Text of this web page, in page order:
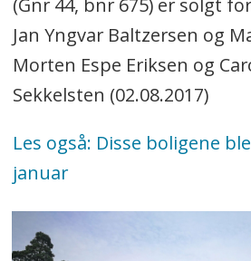
(Gnr 44, bnr 675) er solgt
Jan Yngvar Baltzersen og
Morten Espe Eriksen og
Sekkelsten (02.08.2017)
Les også: Disse boligene
januar